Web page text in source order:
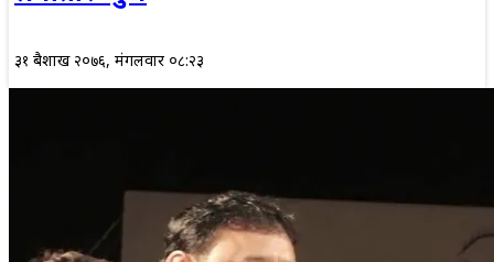
३१ बैशाख २०७६, मंगलवार ०८:२३